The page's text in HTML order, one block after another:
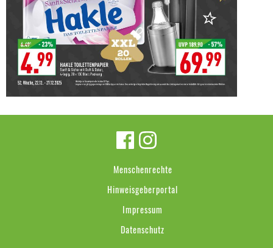
Menschenrechte
Hinweisgeberportal
Impressum
Datenschutz